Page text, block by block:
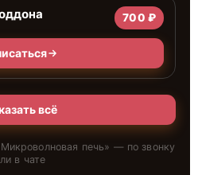
700 ₽
всё
Микроволновая печь» — по звонку
в чате